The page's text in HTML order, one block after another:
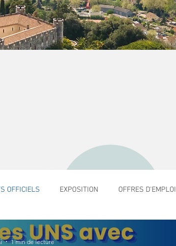
OFFICIELS EXPOSITION OFFRES D'EMPLOI
INFO ECONOMIE
1 min de lecture